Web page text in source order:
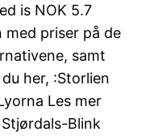
is NOK 5.7
priser på de
samt
her, :Storlien
Les mer
Blink